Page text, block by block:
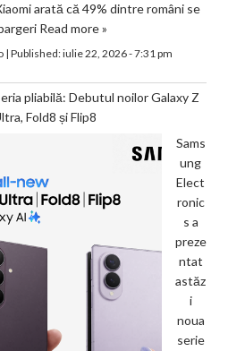
arată că 49% dintre români se
Read more »
| Published:iulie 22, 2026 - 7:31 pm
pliabilă: Debutul noilor Galaxy Z
Fold8 și Flip8
Sams
ung
Elect
ronic
s a
preze
ntat
astăz
i
noua
serie